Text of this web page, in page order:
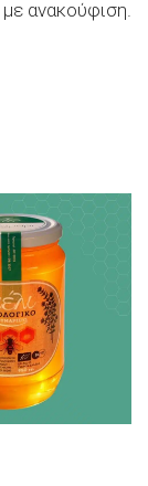
ανακούφιση.